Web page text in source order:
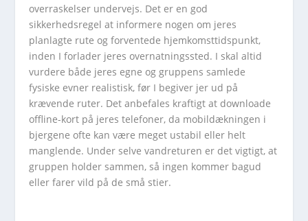
overraskelser undervejs. Det er en god
sikkerhedsregel at informere nogen om jeres
planlagte rute og forventede hjemkomsttidspunkt,
inden I forlader jeres overnatningssted. I skal altid
vurdere både jeres egne og gruppens samlede
fysiske evner realistisk, før I begiver jer ud på
krævende ruter. Det anbefales kraftigt at downloade
offline-kort på jeres telefoner, da mobildækningen i
bjergene ofte kan være meget ustabil eller helt
manglende. Under selve vandreturen er det vigtigt, at
gruppen holder sammen, så ingen kommer bagud
eller farer vild på de små stier.